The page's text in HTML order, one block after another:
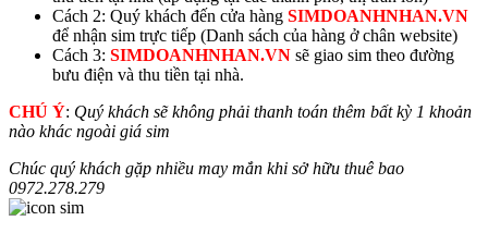
Cách 2: Quý khách đến cửa hàng SIMDOANHNHAN.VN
để nhận sim trực tiếp (Danh sách của hàng ở chân website)
Cách 3: SIMDOANHNHAN.VN sẽ giao sim theo đường
bưu điện và thu tiền tại nhà.
CHÚ Ý: Quý khách sẽ không phải thanh toán thêm bất kỳ 1 khoản
nào khác ngoài giá sim
Chúc quý khách gặp nhiều may mắn khi sở hữu thuê bao
0972.278.279